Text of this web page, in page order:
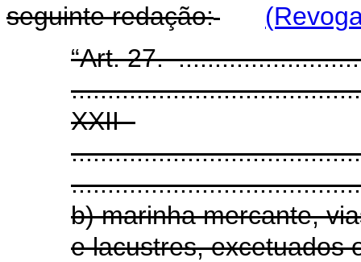
seguinte redação:
“Art. 27.
XXII -
b) marinha mercante,
e lacustres, excetuados